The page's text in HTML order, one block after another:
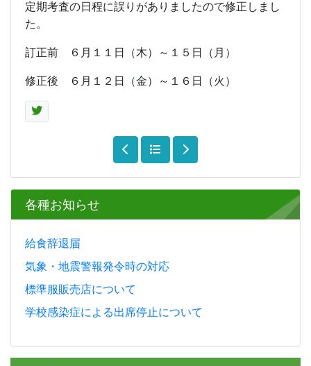
各種お知らせ
給食辞退届
気象・地震警報発令時の対応
標準服販売店について
学校感染症による出席停止について
定期考査の日程に誤りがありましたので修正しまし
た。
訂正前 ６月１１日（木）～１５日（月）
修正後 ６月１２日（金）～１６日（火）